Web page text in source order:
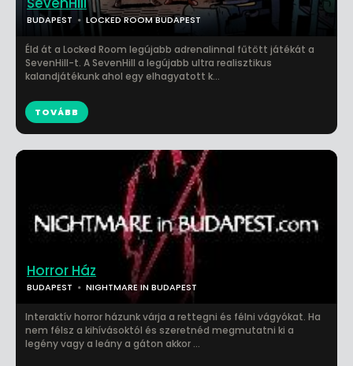
BUDAPEST LOCKED ROOM BUDAPEST
Éld át a Locked Room legújabb adrenalinnal fűtött játékát a
SevenHill-t. A SevenHill a legújabb ultra realisztikus
kalandjátékunk ahol egy elhagyatott k...
TOVÁBB
Horror Ház
BUDAPEST NIGHTMARE IN BUDAPEST
Interaktív horror házunk várja a rettegni és félni vágyókat. Ha
nem félsz a kihívásoktól és szeretnéd megmutatni ki a
legény vagy a leány a gáton akkor ...